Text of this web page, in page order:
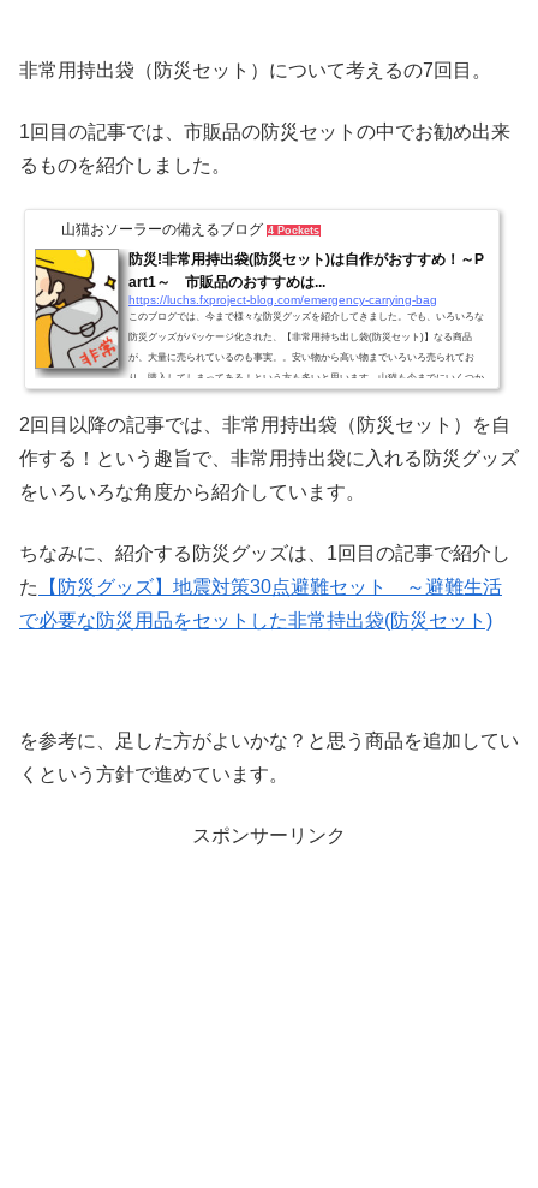
非常用持出袋（防災セット）について考えるの7回目。
1回目の記事では、市販品の防災セットの中でお勧め出来
るものを紹介しました。
山猫おソーラーの備えるブログ 4 Pockets
防災!非常用持出袋(防災セット)は自作がおすすめ！～P
art1～ 市販品のおすすめは...
https://luchs.fxproject-blog.com/emergency-carrying-bag
このブログでは、今まで様々な防災グッズを紹介してきました。でも、いろいろな
防災グッズがパッケージ化された、【非常用持ち出し袋(防災セット)】なる商品
が、大量に売られているのも事実。。安い物から高い物までいろいろ売られてお
り、購入してしまってある！という方も多いと思います。山猫も今までにいくつか
も思います。最初に、買った非常用持出袋(防災セット)は、買ったまま押入れにし
2回目以降の記事では、非常用持出袋（防災セット）を自
作する！という趣旨で、非常用持出袋に入れる防災グッズ
をいろいろな角度から紹介しています。
ちなみに、紹介する防災グッズは、1回目の記事で紹介し
た
【防災グッズ】地震対策30点避難セット ～避難生活
で必要な防災用品をセットした非常持出袋(防災セット)
を参考に、足した方がよいかな？と思う商品を追加してい
くという方針で進めています。
スポンサーリンク